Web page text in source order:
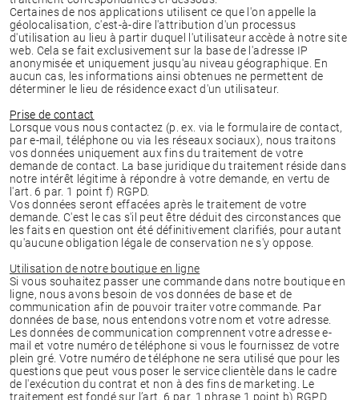
Certaines de nos applications utilisent ce que l'on appelle la
géolocalisation, c'est-à-dire l'attribution d'un processus
d'utilisation au lieu à partir duquel l'utilisateur accède à notre site
web. Cela se fait exclusivement sur la base de l'adresse IP
anonymisée et uniquement jusqu'au niveau géographique. En
aucun cas, les informations ainsi obtenues ne permettent de
déterminer le lieu de résidence exact d'un utilisateur.
Prise de contact
Lorsque vous nous contactez (p. ex. via le formulaire de contact,
par e-mail, téléphone ou via les réseaux sociaux), nous traitons
vos données uniquement aux fins du traitement de votre
demande de contact. La base juridique du traitement réside dans
notre intérêt légitime à répondre à votre demande, en vertu de
l'art. 6 par. 1 point f) RGPD.
Vos données seront effacées après le traitement de votre
demande. C'est le cas s'il peut être déduit des circonstances que
les faits en question ont été définitivement clarifiés, pour autant
qu'aucune obligation légale de conservation ne s'y oppose.
Utilisation de notre boutique en ligne
Si vous souhaitez passer une commande dans notre boutique en
ligne, nous avons besoin de vos données de base et de
communication afin de pouvoir traiter votre commande. Par
données de base, nous entendons votre nom et votre adresse.
Les données de communication comprennent votre adresse e-
mail et votre numéro de téléphone si vous le fournissez de votre
plein gré. Votre numéro de téléphone ne sera utilisé que pour les
questions que peut vous poser le service clientèle dans le cadre
de l'exécution du contrat et non à des fins de marketing. Le
traitement est fondé sur l’art. 6 par. 1 phrase 1 point b) RGPD